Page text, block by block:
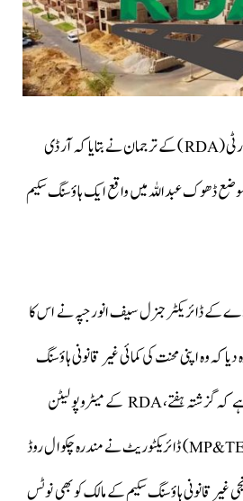
منگل کو راولپنڈی ڈویلپمنٹ اتھارٹی (RDA) کے ترجمان نے بتایا کہ آر ڈی
ڈھوک عبداللہ میں واقع ایک ہاؤسنگ سکیم
کے ڈائریکٹر جنرل سیف انور جپہ نے اس کا
کہ وہ اپنی محنت کی کمائی غیر قانونی ہاؤسنگ
سکیموں میں نہ لگائیں۔واضح رہے کہ گزشتہ ہفتے، RDA کے میٹروپولیٹن
پلاننگ اینڈ ٹریفک انجینئرنگ (MP&TE) ڈائریکٹوریٹ نے مندرہ چکوال روڈ
غیر قانونی ہاؤسنگ سکیم کے مالک کو بھی نوٹس